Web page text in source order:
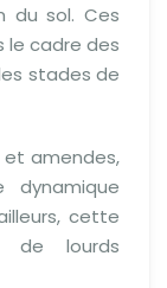
du sol. Ces
le cadre des
stades de
et amendes,
dynamique
cette
de lourds